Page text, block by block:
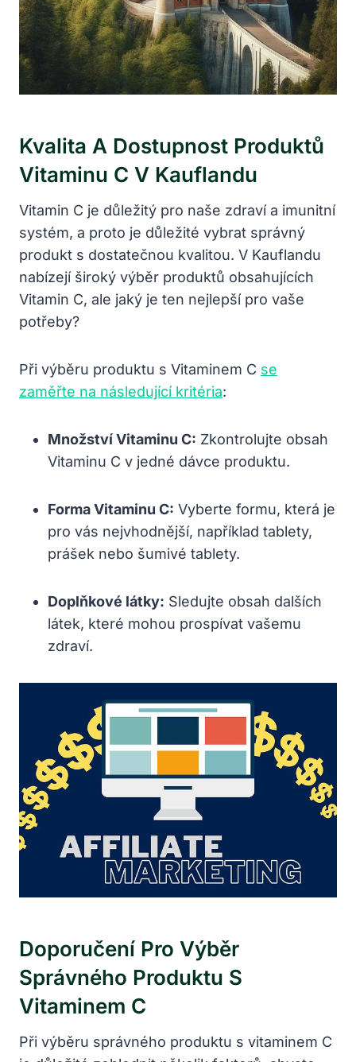
Kvalita A Dostupnost Produktů
Vitaminu C V Kauflandu
Vitamin C je důležitý pro naše zdraví a imunitní
systém, a proto je důležité vybrat správný
produkt s dostatečnou kvalitou. V Kauflandu
nabízejí široký výběr produktů obsahujících
Vitamin C, ale jaký je ten nejlepší pro vaše
potřeby?
Při výběru produktu s Vitaminem C se
zaměřte na následující kritéria:
Množství Vitaminu C: Zkontrolujte obsah
Vitaminu C v jedné dávce produktu.
Forma Vitaminu C: Vyberte formu, která je
pro vás nejvhodnější, například tablety,
prášek nebo šumivé tablety.
Doplňkové látky: Sledujte obsah dalších
látek, které mohou prospívat vašemu
zdraví.
Doporučení Pro Výběr
Správného Produktu S
Vitaminem C
Při výběru správného produktu s vitaminem C